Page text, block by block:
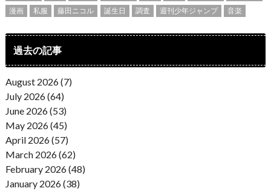
漫画
私服 藤田ニコル 誕生日 調査 週刊少年ジャンプ 音楽
過去の記事
August 2026 (7)
July 2026 (64)
June 2026 (53)
May 2026 (45)
April 2026 (57)
March 2026 (62)
February 2026 (48)
January 2026 (38)